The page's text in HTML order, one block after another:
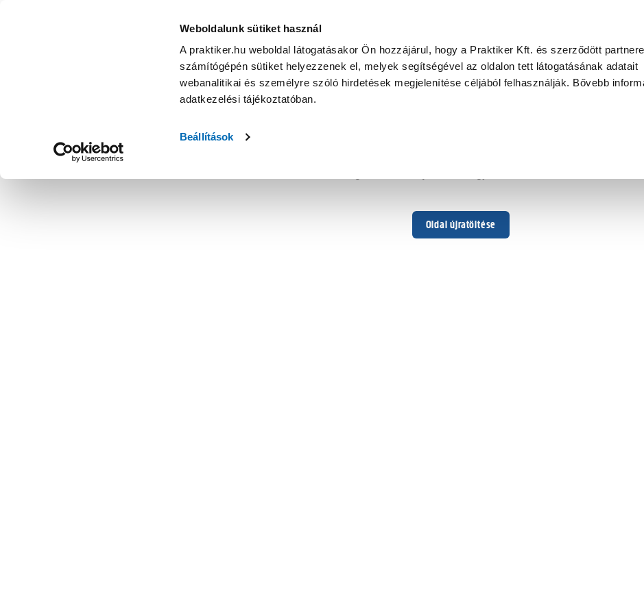
Weboldalunk sütiket használ
A praktiker.hu weboldal látogatásakor Ön hozzájárul, hogy a Praktiker Kft. és szerződött
számítógépén sütiket helyezzenek el, melyek segítségével az oldalon tett látogatásának adatait
webanalitikai és személyre szóló hirdetések megjelenítése céljából felhasználják. Bővebb
adatkezelési tájékoztatóban.
Beállítások
Oldal újratöltése